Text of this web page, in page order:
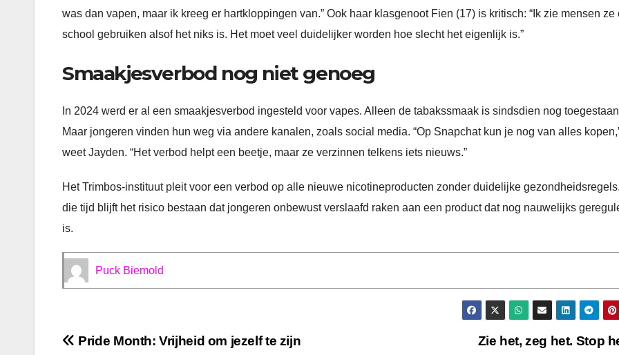
was dan vapen, maar ik kreeg er hartkloppingen van.” Ook haar klasgenoot Fien (17) is kritisch: “Ik zie mensen ze
school gebruiken alsof het niks is. Het moet veel duidelijker worden hoe slecht het eigenlijk is.”
Smaakjesverbod nog niet genoeg
In 2024 werd er al een smaakjesverbod ingesteld voor vapes. Alleen de tabakssmaak is sindsdien nog
Maar jongeren vinden hun weg via andere kanalen, zoals social media. “Op Snapchat kun je nog van alles
weet Jayden. “Het verbod helpt een beetje, maar ze verzinnen telkens iets nieuws.”
Het Trimbos-instituut pleit voor een verbod op alle nieuwe nicotineproducten zonder duidelijke
die tijd blijft het risico bestaan dat jongeren onbewust verslaafd raken aan een product dat nog nauwelijks
is.
Puck Biemold
Bericht Zie het, zeg het. Stop
Pride Month: Vrijheid om jezelf te zijn